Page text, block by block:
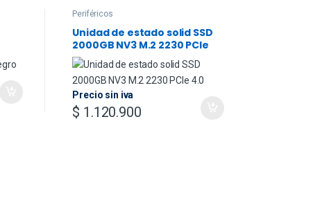
Periféricos
Unidad de estado solid SSD
2000GB NV3 M.2 2230 PCIe
4.0
Precio sin iva
$ 1.120.900